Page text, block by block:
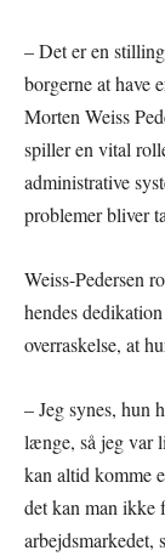
– Det er en
borgerne at have
Morten Weiss
spiller en vital
administrative
problemer bliver
Weiss-Pedersen
hendes
overraskelse, at
– Jeg synes, hun
længe, så jeg var
kan altid komme
det kan man ikke
arbejdsmarkedet,